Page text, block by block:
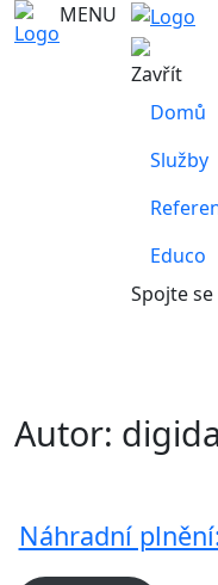
MENU
Zavřít
Domů
Služby
Educo
Spojte
Autor:
Náhradní